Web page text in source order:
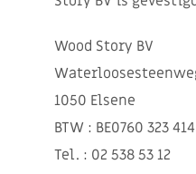
Wood Story BV
1050 Elsene
BTW : BE0760 323 414
Tel. : 02 538 53 12